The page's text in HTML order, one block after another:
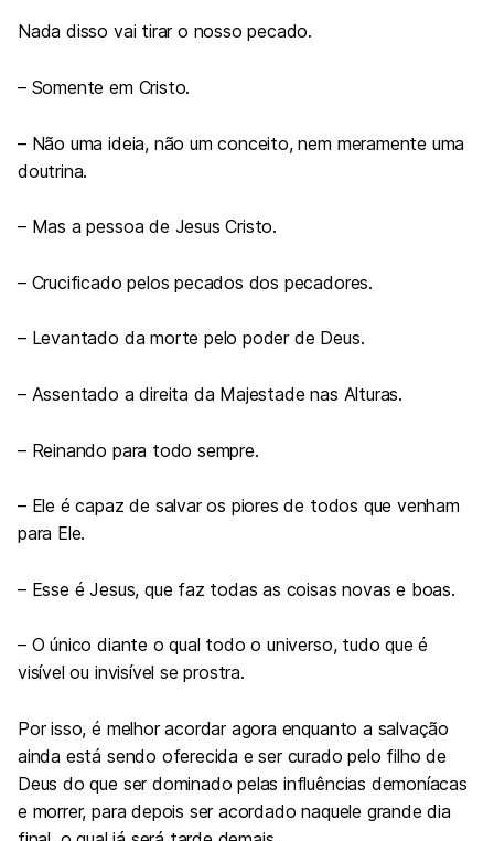
Nada disso vai tirar o nosso pecado.
– Somente em Cristo.
– Não uma ideia, não um conceito, nem meramente uma
doutrina.
– Mas a pessoa de Jesus Cristo.
– Crucificado pelos pecados dos pecadores.
– Levantado da morte pelo poder de Deus.
– Assentado a direita da Majestade nas Alturas.
– Reinando para todo sempre.
– Ele é capaz de salvar os piores de todos que venham
para Ele.
– Esse é Jesus, que faz todas as coisas novas e boas.
– O único diante o qual todo o universo, tudo que é
visível ou invisível se prostra.
Por isso, é melhor acordar agora enquanto a salvação
ainda está sendo oferecida e ser curado pelo filho de
Deus do que ser dominado pelas influências demoníacas
e morrer, para depois ser acordado naquele grande dia